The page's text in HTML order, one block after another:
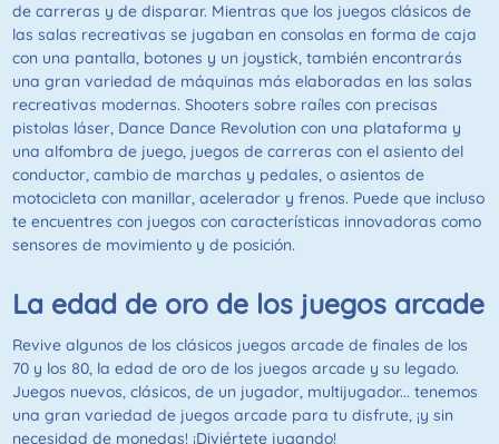
de carreras y de disparar. Mientras que los juegos clásicos de
las salas recreativas se jugaban en consolas en forma de caja
con una pantalla, botones y un joystick, también encontrarás
una gran variedad de máquinas más elaboradas en las salas
recreativas modernas. Shooters sobre raíles con precisas
pistolas láser, Dance Dance Revolution con una plataforma y
una alfombra de juego, juegos de carreras con el asiento del
conductor, cambio de marchas y pedales, o asientos de
motocicleta con manillar, acelerador y frenos. Puede que incluso
te encuentres con juegos con características innovadoras como
sensores de movimiento y de posición.
La edad de oro de los juegos arcade
Revive algunos de los clásicos juegos arcade de finales de los
70 y los 80, la edad de oro de los juegos arcade y su legado.
Juegos nuevos, clásicos, de un jugador, multijugador... tenemos
una gran variedad de juegos arcade para tu disfrute, ¡y sin
necesidad de monedas! ¡Diviértete jugando!